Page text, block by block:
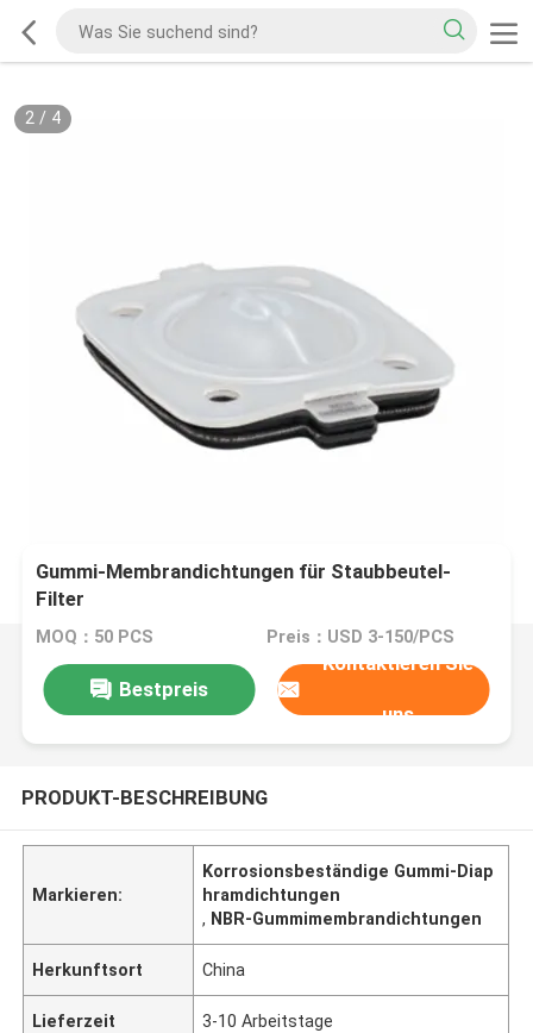
2/ 4
Gummi-Membrandichtungen für Staubbeutel-
Filter
MOQ：50 PCS Preis：USD 3-150/PCS
Bestpreis
Kontaktieren Sie
uns
PRODUKT-BESCHREIBUNG
Markieren:
Korrosionsbeständige Gummi-Diap
hramdichtungen
, NBR-Gummimembrandichtungen
Herkunftsort China
Lieferzeit 3-10 Arbeitstage